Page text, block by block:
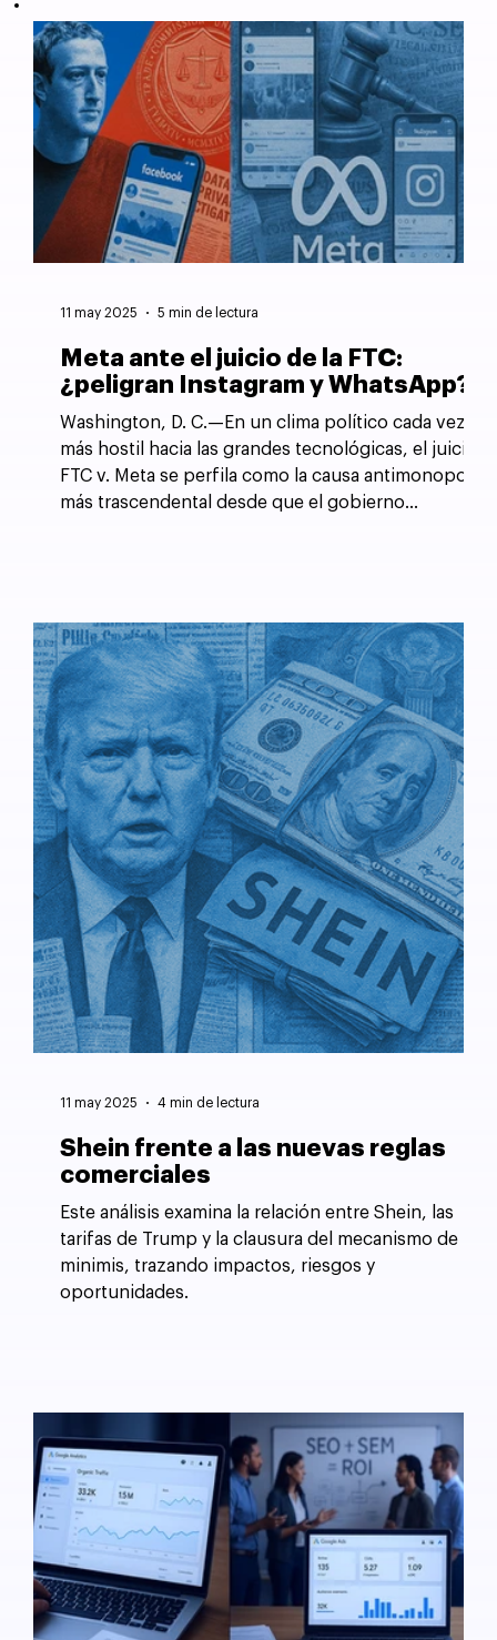
Meta ante el juicio de la FTC:
¿peligran Instagram y WhatsApp?
Washington, D. C.—En un clima político cada vez
más hostil hacia las grandes tecnológicas, el juicio
FTC v. Meta se perfila como la causa antimonopolio
más trascendental desde que el gobierno
11 may 2025 5 min de lectura
Shein frente a las nuevas reglas
comerciales
Este análisis examina la relación entre Shein, las
tarifas de Trump y la clausura del mecanismo de
minimis, trazando impactos, riesgos y
oportunidades.
11 may 2025 4 min de lectura